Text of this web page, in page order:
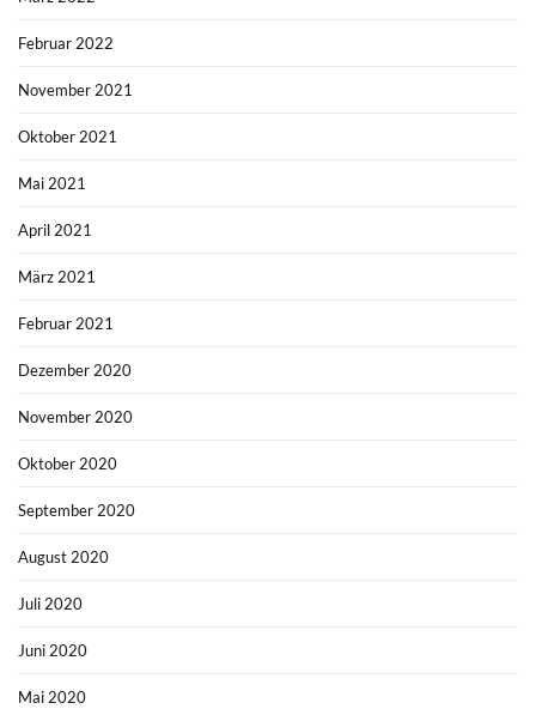
Februar 2022
November 2021
Oktober 2021
Mai 2021
April 2021
März 2021
Februar 2021
Dezember 2020
November 2020
Oktober 2020
September 2020
August 2020
Juli 2020
Juni 2020
Mai 2020